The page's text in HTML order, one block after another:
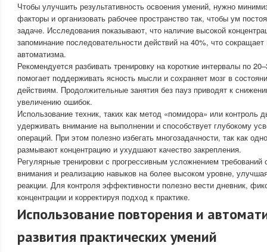
Чтобы улучшить результативность освоения умений, нужно
факторы и организовать рабочее пространство так, чтобы ум
задаче. Исследования показывают, что наличие высокой
запоминание последовательности действий на 40%, что
автоматизма.
Рекомендуется разбивать тренировку на короткие интервалы по
помогает поддерживать ясность мысли и сохраняет мозг в
действиям. Продолжительные занятия без пауз приводят к
увеличению ошибок.
Использование техник, таких как метод «помидора» или контроль
удерживать внимание на выполнении и способствует глубокому
операций. При этом полезно избегать многозадачности, так как
размывают концентрацию и ухудшают качество закрепления.
Регулярные тренировки с прогрессивным усложнением
внимания и реализацию навыков на более высоком уровне,
реакции. Для контроля эффективности полезно вести дневник,
концентрации и корректируя подход к практике.
Использование повторения и
развития практических умений